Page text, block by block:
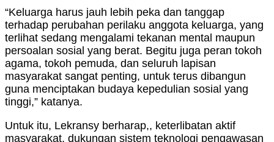
“Keluarga harus jauh lebih peka dan tanggap
terhadap perubahan perilaku anggota keluarga, yang
terlihat sedang mengalami tekanan mental maupun
persoalan sosial yang berat. Begitu juga peran tokoh
agama, tokoh pemuda, dan seluruh lapisan
masyarakat sangat penting, untuk terus dibangun
guna menciptakan budaya kepedulian sosial yang
tinggi,” katanya.
Untuk itu, Lekransy berharap,, keterlibatan aktif
masyarakat, dukungan sistem teknologi pengawasan